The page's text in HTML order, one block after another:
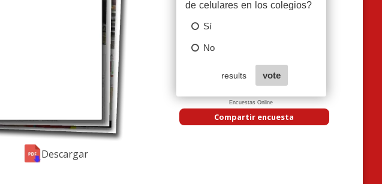
Descargar
Encuestas Online
Compartir encuesta